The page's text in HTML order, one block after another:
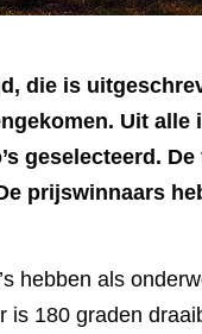
die is
Uit
geselecteerd.
prijswinnaars
hebben als
is 180 graden